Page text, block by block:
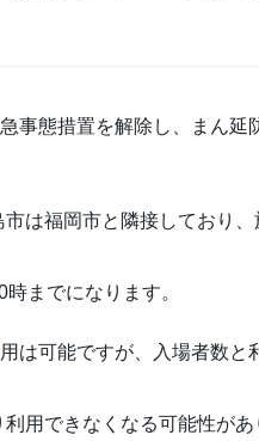
事態措置を解除し、まん延
は福岡市と隣接しており
までになります。
は可能ですが、入場者数
用できなくなる可能性があ